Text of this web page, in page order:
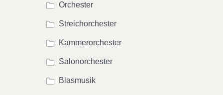
Orchester
Streichorchester
Kammerorchester
Salonorchester
Blasmusik